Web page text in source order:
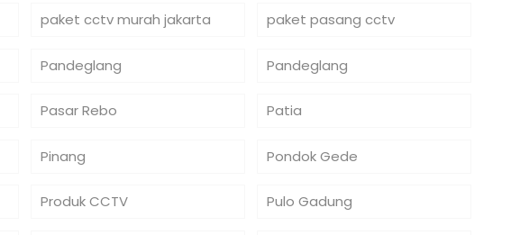
paket cctv murah jakarta paket pasang cctv
Pandeglang Pandeglang
Pasar Rebo Patia
Pinang Pondok Gede
Produk CCTV Pulo Gadung